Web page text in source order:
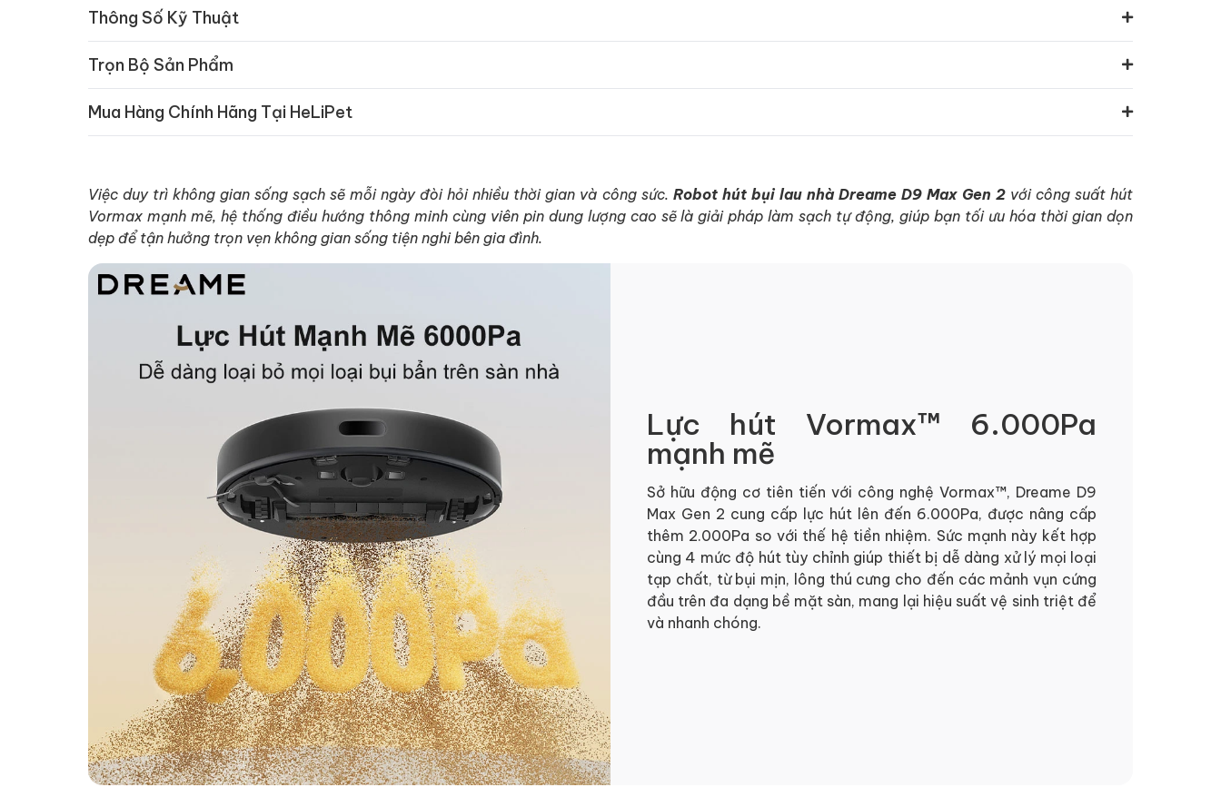
Thông Số Kỹ Thuật
Trọn Bộ Sản Phẩm
Mua Hàng Chính Hãng Tại HeLiPet
Việc duy trì không gian sống sạch sẽ mỗi ngày đòi hỏi nhiều thời gian và công sức. Robot hút bụi lau nhà Dreame D9 Max Gen 2 với công suất hút
Vormax mạnh mẽ, hệ thống điều hướng thông minh cùng viên pin dung lượng cao sẽ là giải pháp làm sạch tự động, giúp bạn tối ưu hóa thời gian dọn
dẹp để tận hưởng trọn vẹn không gian sống tiện nghi bên gia đình.
Lực hút Vormax™ 6.000Pa
mạnh mẽ
Sở hữu động cơ tiên tiến với công nghệ Vormax™, Dreame D9
Max Gen 2 cung cấp lực hút lên đến 6.000Pa, được nâng cấp
thêm 2.000Pa so với thế hệ tiền nhiệm. Sức mạnh này kết hợp
cùng 4 mức độ hút tùy chỉnh giúp thiết bị dễ dàng xử lý mọi loại
tạp chất, từ bụi mịn, lông thú cưng cho đến các mảnh vụn cứng
đầu trên đa dạng bề mặt sàn, mang lại hiệu suất vệ sinh triệt để
và nhanh chóng.